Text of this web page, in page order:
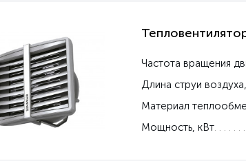
Частота вращения
Длина струи
Материал
Мощность, кВт